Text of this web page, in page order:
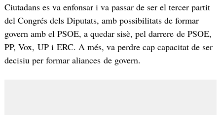
Ciutadans es va enfonsar i va passar de ser el tercer partit
del Congrés dels Diputats, amb possibilitats de formar
govern amb el PSOE, a quedar sisè, pel darrere de PSOE,
PP, Vox, UP i ERC. A més, va perdre cap capacitat de ser
decisiu per formar aliances de govern.